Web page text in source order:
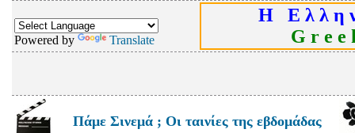
Powered by Translate
Η Ε λ λ η
G r e e
Πάμε Σινεμά ; Οι ταινίες της εβδομάδας